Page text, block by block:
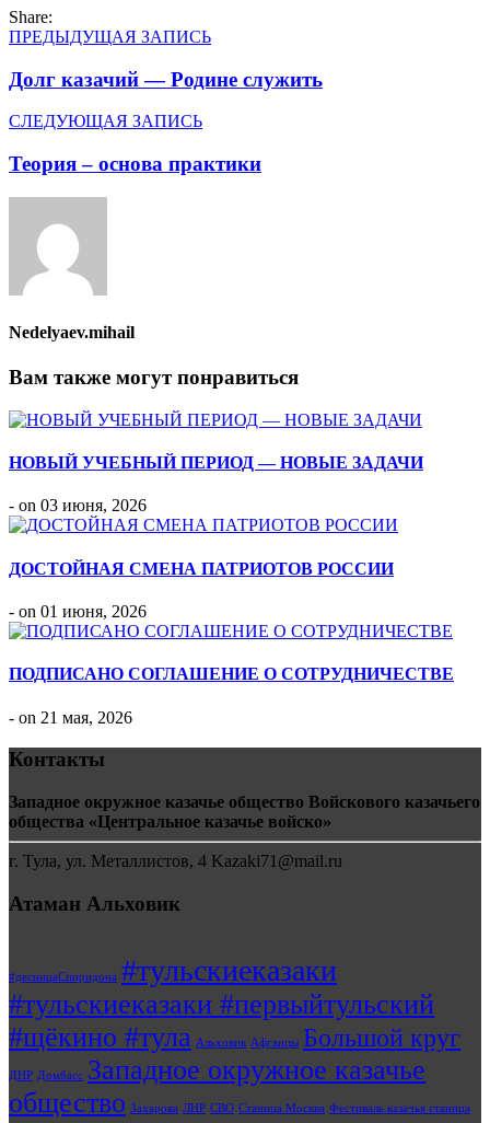
Share:
ПРЕДЫДУЩАЯ ЗАПИСЬ
Долг казачий — Родине служить
СЛЕДУЮЩАЯ ЗАПИСЬ
Теория – основа практики
Nedelyaev.mihail
Вам также могут понравиться
НОВЫЙ УЧЕБНЫЙ ПЕРИОД — НОВЫЕ ЗАДАЧИ
- on 03 июня, 2026
ДОСТОЙНАЯ СМЕНА ПАТРИОТОВ РОССИИ
- on 01 июня, 2026
ПОДПИСАНО СОГЛАШЕНИЕ О СОТРУДНИЧЕСТВЕ
- on 21 мая, 2026
Контакты
Западное окружное казачье общество Войскового казачьего
общества «Центральное казачье войско»
г. Тула, ул. Металлистов, 4 Kazaki71@mail.ru
Атаман Альховик
#десницаСпиридона #тульскиеказаки
#тульскиеказаки #первыйтульский
#щёкино #тула Альховик Афганцы Большой круг
ДНР Домбасс Западное окружное казачье
общество Захарова ЛНР СВО Станица Москва Фестиваль казачья станица